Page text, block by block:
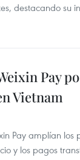
destacando su
Pay
Vietnam
Pay amplían
y los pagos